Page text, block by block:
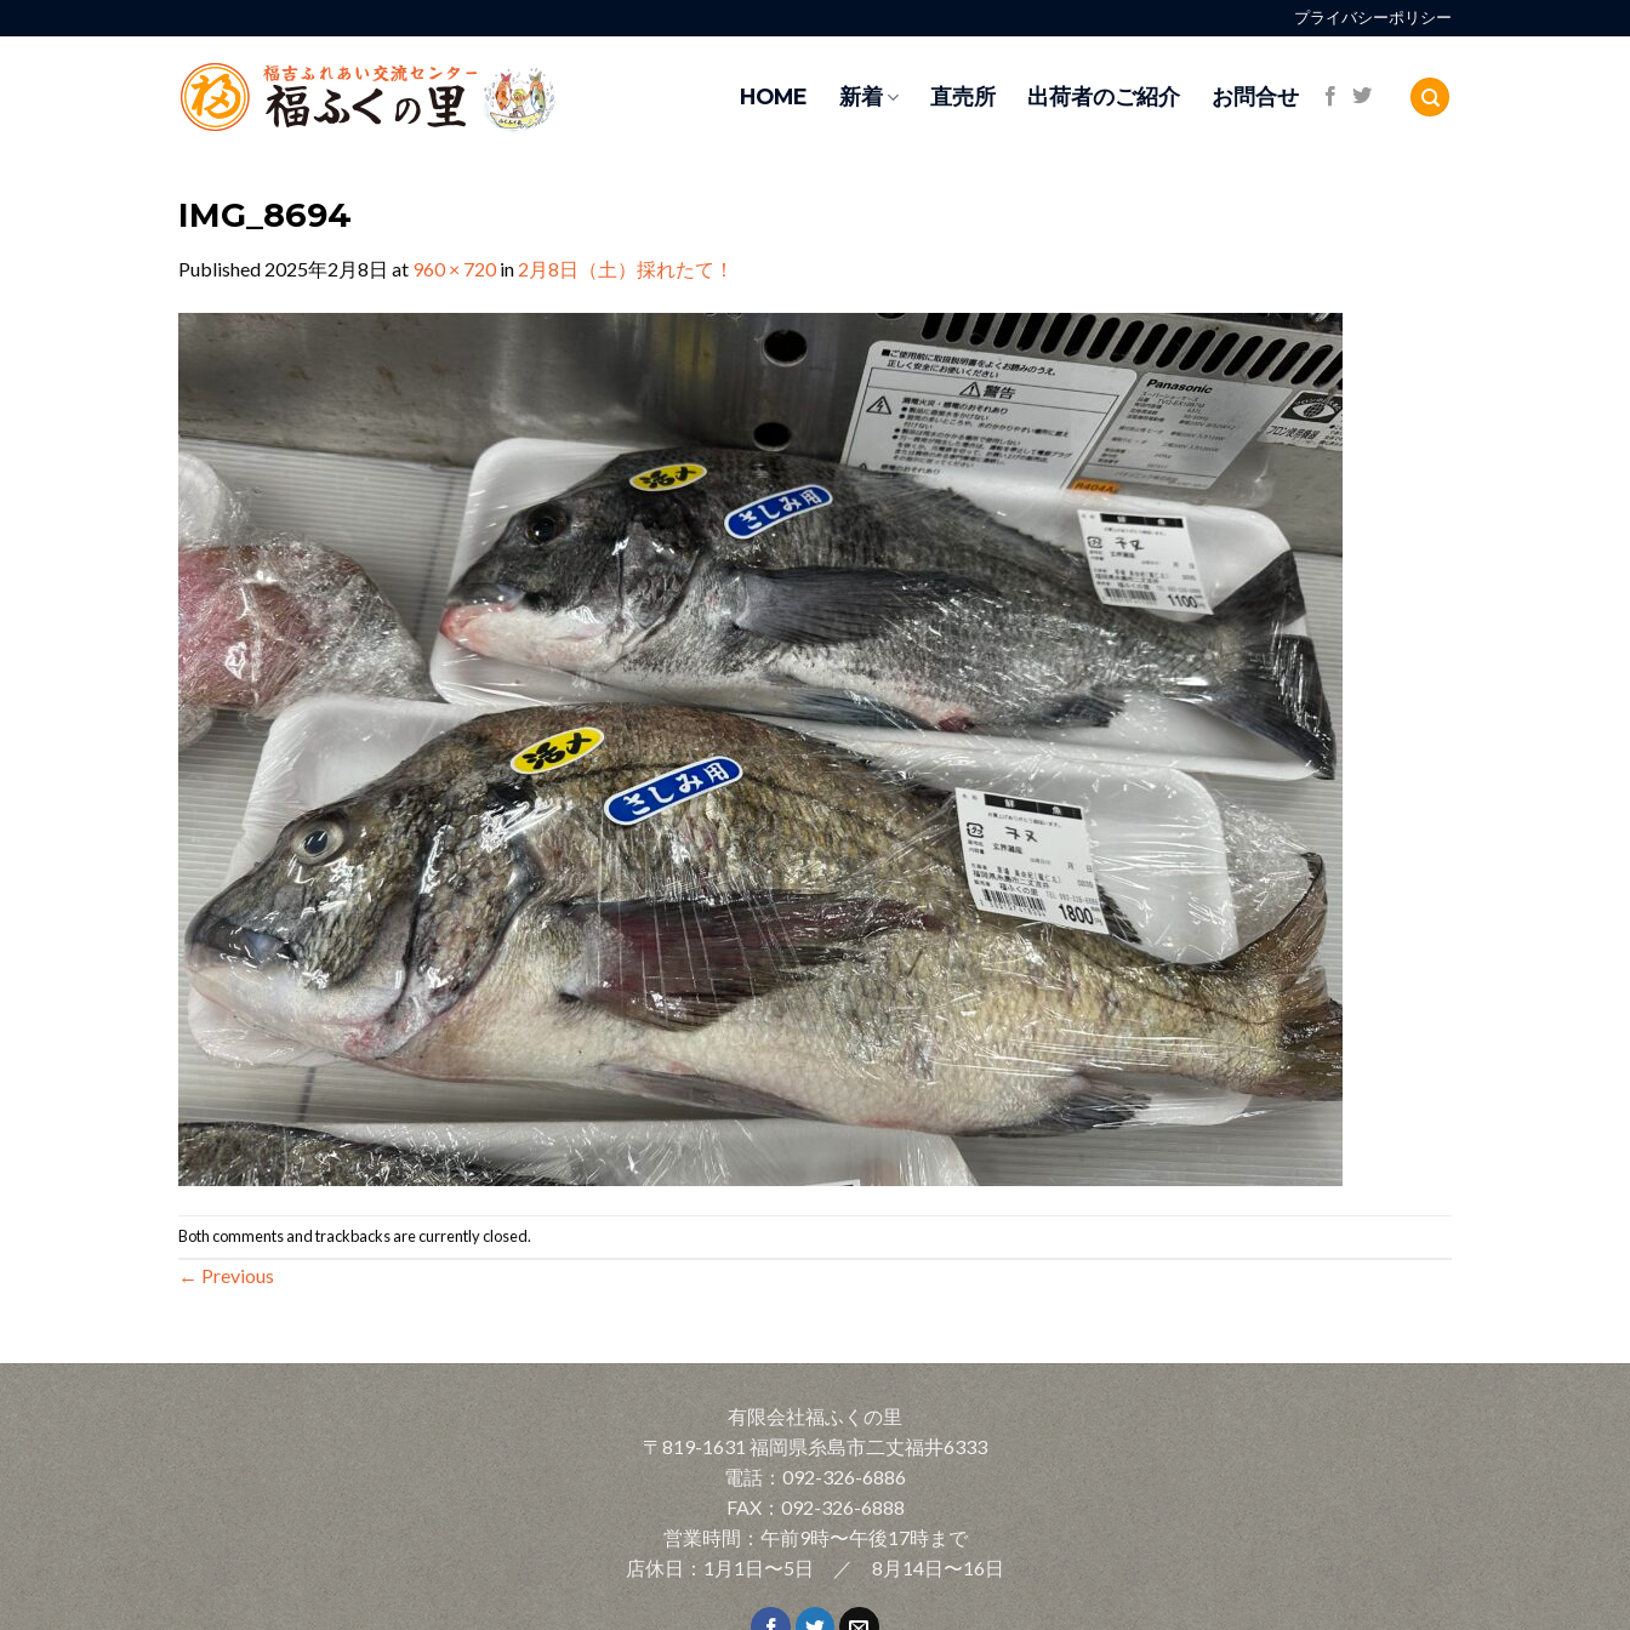
to
プライバシーポリシー
HOME 新着 直売所 出荷者のご紹介 お問合せ
IMG_8694
Published 2025年2月8日 at 960 × 720in 2月8日（土）採れたて！
Both comments and trackbacks are currently closed.
← Previous
有限会社福ふくの里
〒819-1631 福岡県糸島市二丈福井6333
電話：092-326-6886
FAX：092-326-6888
営業時間：午前9時〜午後17時まで
店休日：1月1日〜5日 ／ 8月14日〜16日